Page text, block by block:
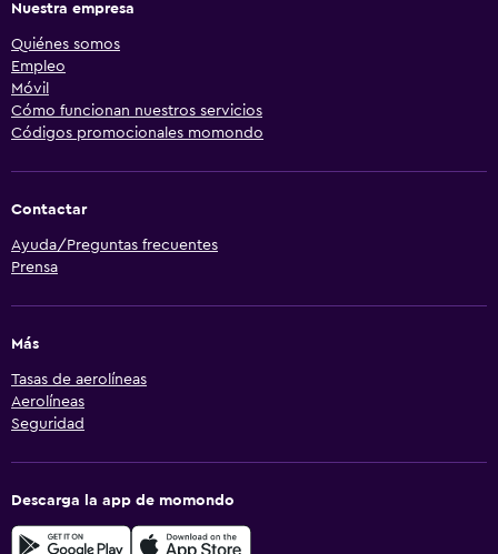
Nuestra empresa
Quiénes somos
Empleo
Móvil
Cómo funcionan nuestros servicios
Códigos promocionales momondo
Contactar
Ayuda/Preguntas frecuentes
Prensa
Más
Tasas de aerolíneas
Aerolíneas
Seguridad
Descarga la app de momondo